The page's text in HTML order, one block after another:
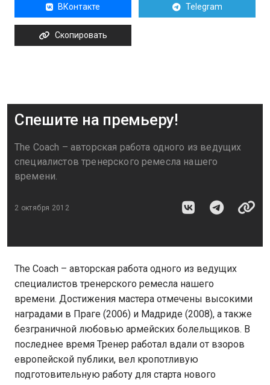
ВКонтакте Telegram
Скопировать
Спешите на премьеру!
The Coach – авторская работа одного из ведущих
специалистов тренерского ремесла нашего
времени.
2 октября 2012
The Coach – авторская работа одного из ведущих
специалистов тренерского ремесла нашего
времени. Достижения мастера отмечены высокими
наградами в Праге (2006) и Мадриде (2008), а также
безграничной любовью армейских болельщиков. В
последнее время Тренер работал вдали от взоров
европейской публики, вел кропотливую
подготовительную работу для старта нового